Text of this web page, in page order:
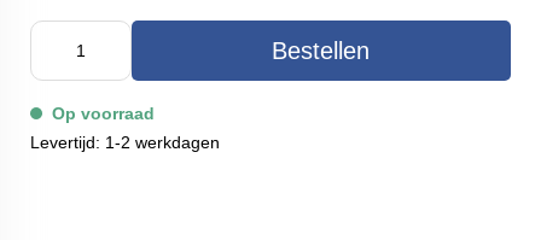
Bestellen
Op voorraad
Levertijd: 1-2 werkdagen